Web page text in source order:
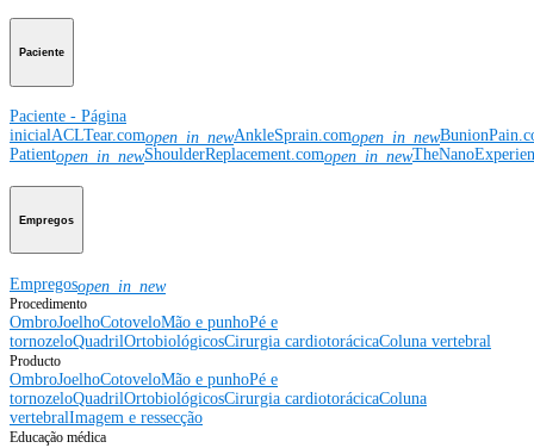
Paciente
Paciente - Página
inicialACLTear.comopen_in_newAnkleSprain.comopen_in_new
Patientopen_in_newShoulderReplacement.comopen_in_new
Empregos
Empregosopen_in_new
Procedimento
OmbroJoelhoCotoveloMão e punhoPé e
tornozeloQuadrilOrtobiológicosCirurgia cardiotorácicaColuna vertebral
Producto
OmbroJoelhoCotoveloMão e punhoPé e
tornozeloQuadrilOrtobiológicosCirurgia cardiotorácicaColuna
vertebralImagem e ressecção
Educação médica